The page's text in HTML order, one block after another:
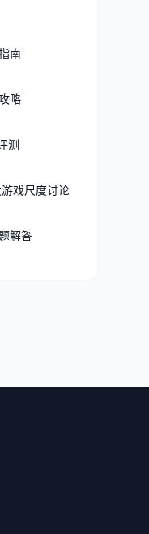
南
略
测
戏尺度讨论
解答